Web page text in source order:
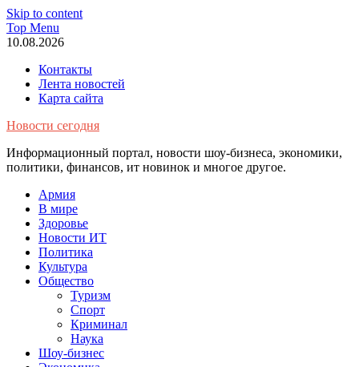
Skip to content
Top Menu
10.08.2026
Контакты
Лента новостей
Карта сайта
Новости сегодня
Информационный портал, новости шоу-бизнеса, экономики,
политики, финансов, ит новинок и многое другое.
Армия
В мире
Здоровье
Новости ИТ
Политика
Культура
Общество
Туризм
Спорт
Криминал
Наука
Шоу-бизнес